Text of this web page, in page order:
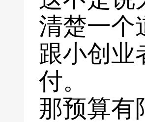
清楚一
跟小创业
付。
那预算有